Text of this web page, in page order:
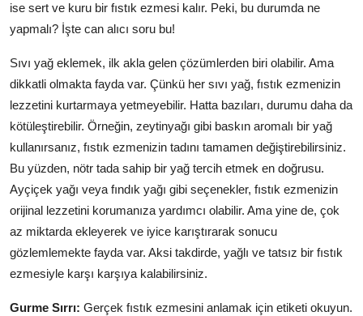
ise sert ve kuru bir fıstık ezmesi kalır. Peki, bu durumda ne
yapmalı? İşte can alıcı soru bu!
Sıvı yağ eklemek, ilk akla gelen çözümlerden biri olabilir. Ama
dikkatli olmakta fayda var. Çünkü her sıvı yağ, fıstık ezmenizin
lezzetini kurtarmaya yetmeyebilir. Hatta bazıları, durumu daha da
kötüleştirebilir. Örneğin, zeytinyağı gibi baskın aromalı bir yağ
kullanırsanız, fıstık ezmenizin tadını tamamen değiştirebilirsiniz.
Bu yüzden, nötr tada sahip bir yağ tercih etmek en doğrusu.
Ayçiçek yağı veya fındık yağı gibi seçenekler, fıstık ezmenizin
orijinal lezzetini korumanıza yardımcı olabilir. Ama yine de, çok
az miktarda ekleyerek ve iyice karıştırarak sonucu
gözlemlemekte fayda var. Aksi takdirde, yağlı ve tatsız bir fıstık
ezmesiyle karşı karşıya kalabilirsiniz.
Gurme Sırrı: Gerçek fıstık ezmesini anlamak için etiketi okuyun.